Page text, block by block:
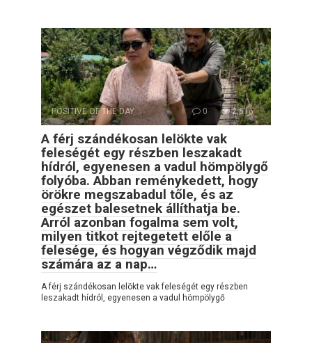
POSITIVE OF THE DAY 0 2,516
A férj szándékosan lelökte vak
feleségét egy részben leszakadt
hídról, egyenesen a vadul hömpölygő
folyóba. Abban reménykedett, hogy
örökre megszabadul tőle, és az
egészet balesetnek állíthatja be.
Arról azonban fogalma sem volt,
milyen titkot rejtegetett előle a
felesége, és hogyan végződik majd
számára az a nap…
A férj szándékosan lelökte vak feleségét egy részben
leszakadt hídról, egyenesen a vadul hömpölygő